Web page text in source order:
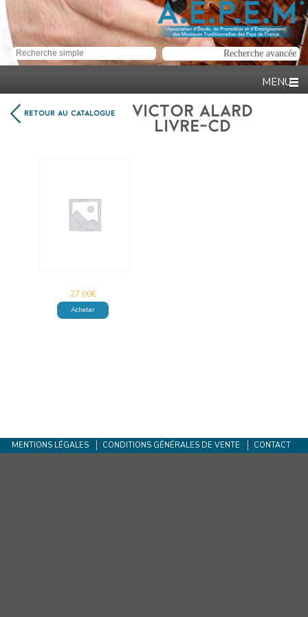
RETOUR AU CATALOGUE
VICTOR ALARD
LIVRE-CD
27,00€
Acheter
MENTIONS LÉGALES CONDITIONS GÉNÉRALES DE VENTE CONTACT